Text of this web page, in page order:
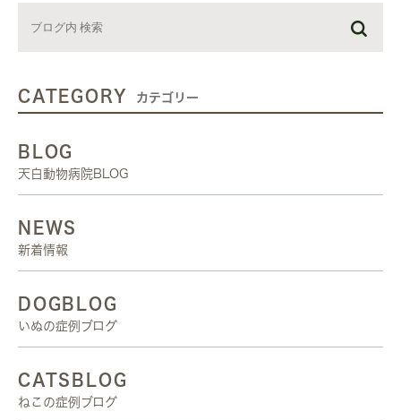
CATEGORY カテゴリー
BLOG
天白動物病院BLOG
NEWS
新着情報
DOGBLOG
いぬの症例ブログ
CATSBLOG
ねこの症例ブログ